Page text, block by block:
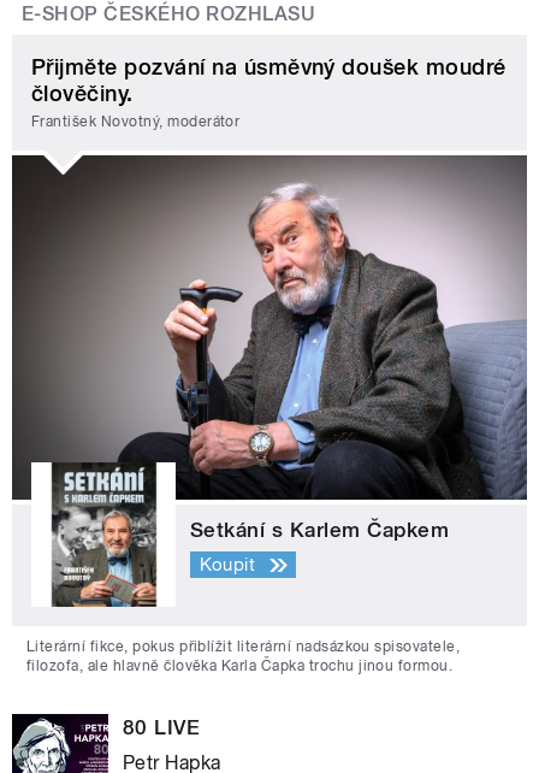
E-SHOP ČESKÉHO ROZHLASU
Přijměte pozvání na úsměvný doušek moudré
člověčiny.
František Novotný, moderátor
Setkání s Karlem Čapkem
Koupit
Literární fikce, pokus přiblížit literární nadsázkou spisovatele,
filozofa, ale hlavně člověka Karla Čapka trochu jinou formou.
80 LIVE
Petr Hapka